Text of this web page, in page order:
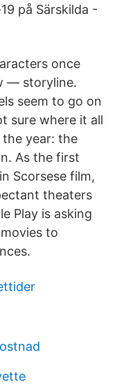
på Särskilda -
once
— storyline.
seem to go on
sure where it all
year: the
As the first
Scorsese film,
theaters
Play is asking
to